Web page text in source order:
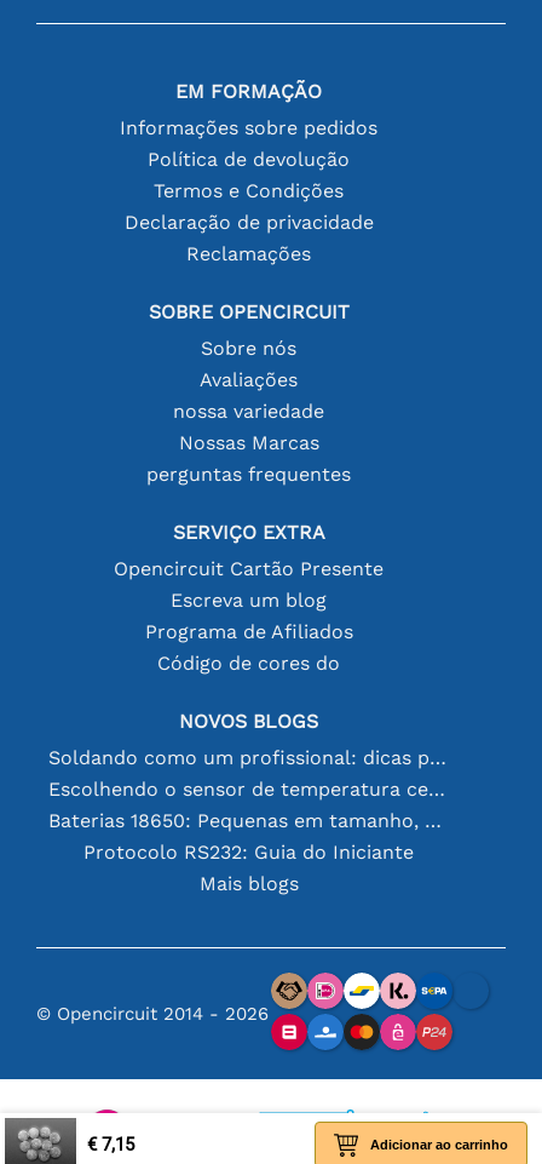
€ 7,15 Adicionar ao carrinho
EM FORMAÇÃO
Informações sobre pedidos
Política de devolução
Termos e Condições
Declaração de privacidade
Reclamações
SOBRE OPENCIRCUIT
Sobre nós
Avaliações
nossa variedade
Nossas Marcas
perguntas frequentes
SERVIÇO EXTRA
Opencircuit Cartão Presente
Escreva um blog
Programa de Afiliados
Código de cores do
NOVOS BLOGS
Soldando como um profissional: dicas para conexões eletrônicas perfeitas
Escolhendo o sensor de temperatura certo [youtube]
Baterias 18650: Pequenas em tamanho, grandes em desempenho
Protocolo RS232: Guia do Iniciante
Mais blogs
© Opencircuit 2014 - 2026